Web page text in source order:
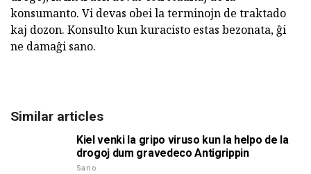
konsumanto. Vi devas obei la terminojn de traktado
kaj dozon. Konsulto kun kuracisto estas bezonata, ĝi
ne damaĝi sano.
Similar articles
Kiel venki la gripo viruso kun la helpo de la
drogoj dum gravedeco Antigrippin
Sano